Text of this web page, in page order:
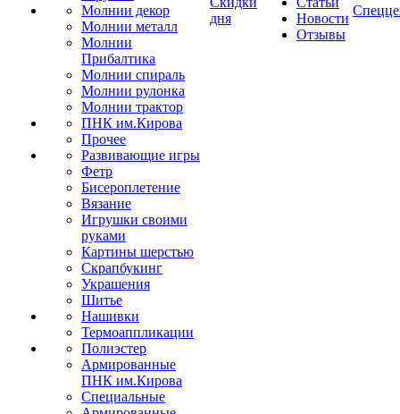
Молнии декор
Молнии металл
Молнии
Прибалтика
Молнии спираль
Молнии рулонка
Молнии трактор
ПНК им.Кирова
Прочее
Развивающие игры
Фетр
Бисероплетение
Вязание
Игрушки своими
руками
Картины шерстью
Скрапбукинг
Украшения
Шитье
Нашивки
Термоаппликации
Полиэстер
Армированные
ПНК им.Кирова
Специальные
дня
Новости
Отзывы